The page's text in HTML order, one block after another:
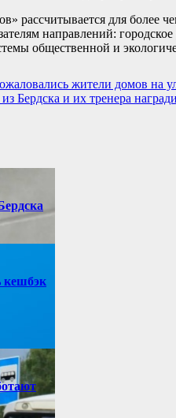
рассчитывается для более
направлений:
общественной и
жители домов на
Бердска и их тренера